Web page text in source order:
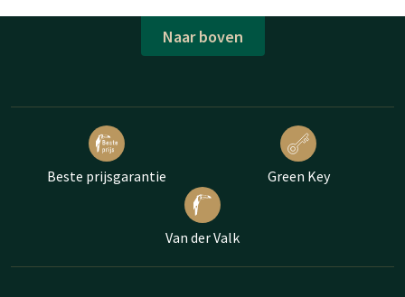
Naar boven
Beste prijsgarantie Green Key
Van der Valk